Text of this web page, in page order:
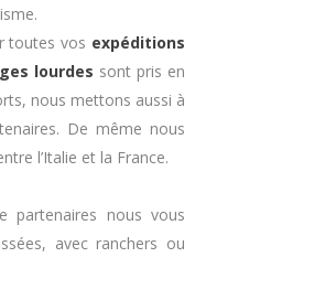
toutes vos expéditions
lourdes sont pris en
nous mettons aussi à
De même nous
l’Italie et la France.
partenaires nous vous
avec ranchers ou